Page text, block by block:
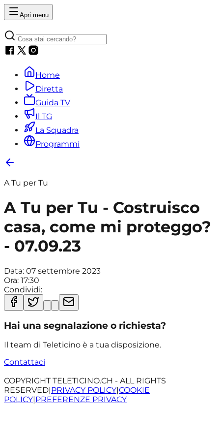
Apri menu
Home
Diretta
Guida TV
Il TG
La Squadra
Programmi
A Tu per Tu
A Tu per Tu - Costruisco
casa, come mi proteggo?
- 07.09.23
Data: 07 settembre 2023
Ora: 17:30
Condividi:
Hai una segnalazione o richiesta?
Il team di Teleticino è a tua disposizione.
Contattaci
COPYRIGHT TELETICINO.CH - ALL RIGHTS
RESERVED|PRIVACY POLICY|COOKIE
POLICY|PREFERENZE PRIVACY